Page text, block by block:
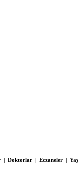
| Doktorlar | Eczaneler |